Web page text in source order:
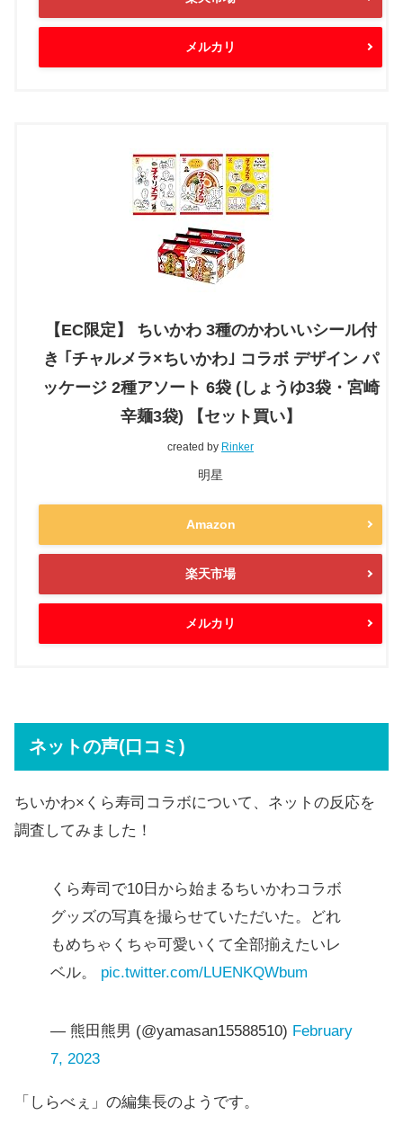
メルカリ
【EC限定】 ちいかわ 3種のかわいいシール付
き ｢チャルメラ×ちいかわ｣ コラボ デザイン パ
ッケージ 2種アソート 6袋 (しょうゆ3袋・宮崎
辛麺3袋) 【セット買い】
created by Rinker
明星
Amazon
楽天市場
メルカリ
ネットの声(口コミ)
ちいかわ×くら寿司コラボについて、ネットの反応を
調査してみました！
くら寿司で10日から始まるちいかわコラボ
グッズの写真を撮らせていただいた。どれ
もめちゃくちゃ可愛いくて全部揃えたいレ
ベル。 pic.twitter.com/LUENKQWbum
— 熊田熊男 (@yamasan15588510) February
7, 2023
「しらべぇ」の編集長のようです。